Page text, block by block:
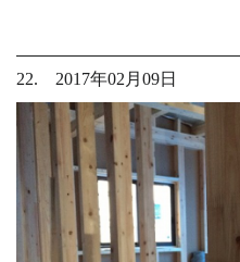
22. 2017年02月09日